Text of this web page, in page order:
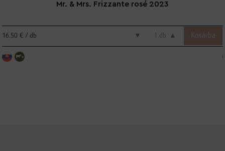
Mr. & Mrs. Frizzante rosé 2023
16.50 € / db ▼ db ▲